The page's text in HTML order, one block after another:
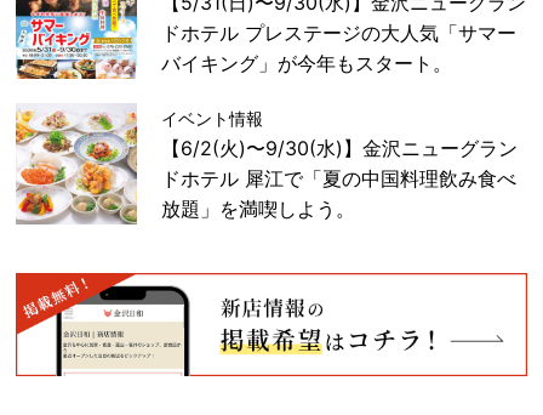
ドホテル プレステージの大人気「サマー
バイキング」が今年もスタート。
イベント情報
【6/2(火)〜9/30(水)】金沢ニューグラン
ドホテル 犀江で「夏の中国料理飲み食べ
放題」を満喫しよう。